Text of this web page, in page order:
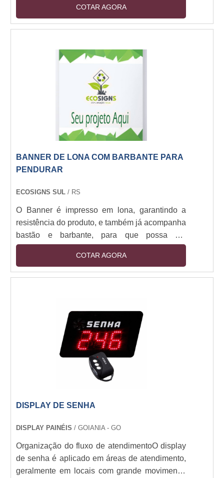
COTAR AGORA
BANNER DE LONA COM BARBANTE PARA
PENDURAR
ECOSIGNS SUL / RS
O Banner é impresso em lona, garantindo a
resistência do produto, e também já acompanha
bastão e barbante, para que possa ser
pendurado no local desejado.
COTAR AGORA
DISPLAY DE SENHA
DISPLAY PAINÉIS / GOIANIA - GO
Organização do fluxo de atendimentoO display
de senha é aplicado em áreas de atendimento,
geralmente em locais com grande movimento,